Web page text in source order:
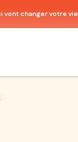
vont changer votre vie